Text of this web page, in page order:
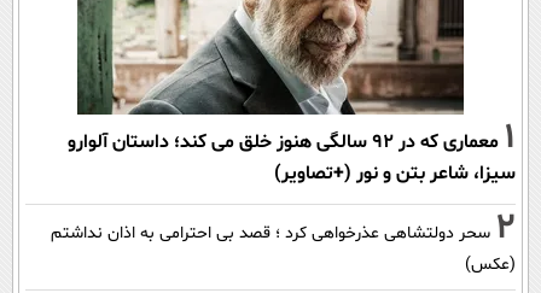
1
معماری که در 92 سالگی هنوز خلق می کند؛ داستان آلوارو
سیزا، شاعر بتن و نور (+تصاویر)
2 سحر دولتشاهی عذرخواهی کرد ؛ قصد بی احترامی به اذان نداشتم
(عکس)